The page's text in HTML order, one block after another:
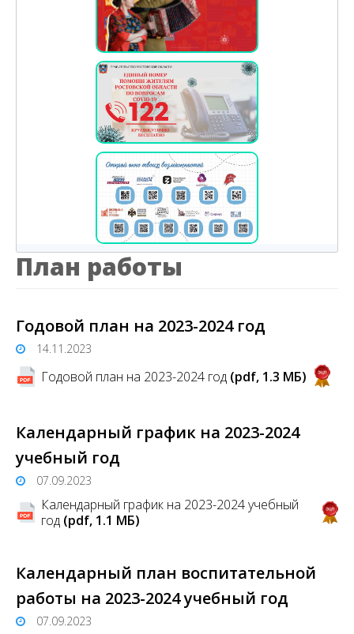
План работы
Годовой план на 2023-2024 год
14.11.2023
Годовой план на 2023-2024 год (pdf, 1.3 MБ)
Календарный график на 2023-2024
учебный год
07.09.2023
Календарный график на 2023-2024 учебный
год (pdf, 1.1 MБ)
Календарный план воспитательной
работы на 2023-2024 учебный год
07.09.2023